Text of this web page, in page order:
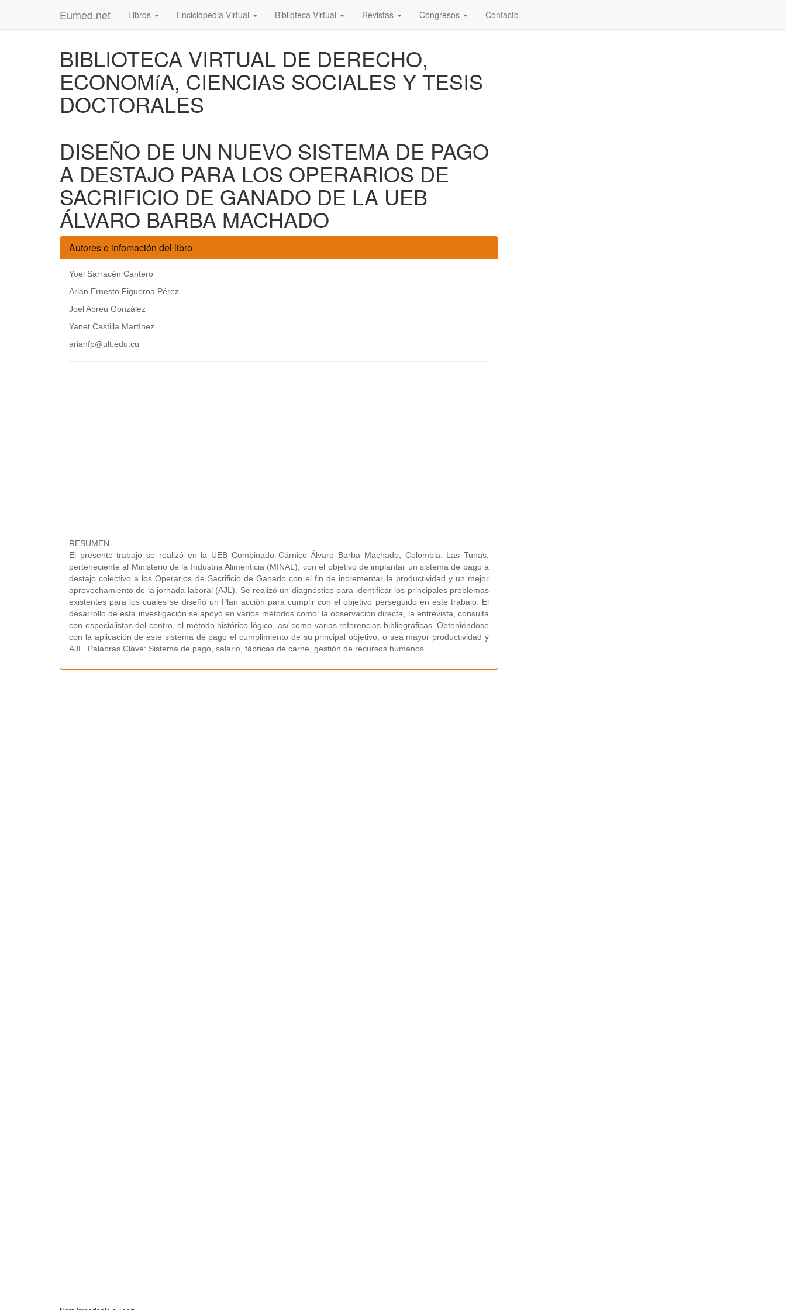
Eumed.net Libros Enciclopedia Virtual Biblioteca Virtual Revistas Congresos Contacto
BIBLIOTECA VIRTUAL DE DERECHO,
ECONOMíA, CIENCIAS SOCIALES Y TESIS
DOCTORALES
DISEÑO DE UN NUEVO SISTEMA DE PAGO
A DESTAJO PARA LOS OPERARIOS DE
SACRIFICIO DE GANADO DE LA UEB
ÁLVARO BARBA MACHADO
Autores e infomación del libro
Yoel Sarracén Cantero
Arian Ernesto Figueroa Pérez
Joel Abreu González
Yanet Castilla Martínez
arianfp@ult.edu.cu
RESUMEN
El presente trabajo se realizó en la UEB Combinado Cárnico Álvaro Barba Machado, Colombia, Las Tunas,
perteneciente al Ministerio de la Industria Alimenticia (MINAL), con el objetivo de implantar un sistema de pago a
destajo colectivo a los Operarios de Sacrificio de Ganado con el fin de incrementar la productividad y un mejor
aprovechamiento de la jornada laboral (AJL). Se realizó un diagnóstico para identificar los principales problemas
existentes para los cuales se diseñó un Plan acción para cumplir con el objetivo perseguido en este trabajo. El
desarrollo de esta investigación se apoyó en varios métodos como: la observación directa, la entrevista, consulta
con especialistas del centro, el método histórico-lógico, así como varias referencias bibliográficas. Obteniéndose
con la aplicación de este sistema de pago el cumplimiento de su principal objetivo, o sea mayor productividad y
AJL. Palabras Clave: Sistema de pago, salario, fábricas de carne, gestión de recursos humanos.